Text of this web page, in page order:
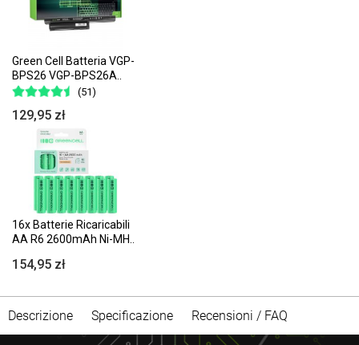
Green Cell Batteria VGP-
BPS26 VGP-BPS26A..
(51)
129,95 zł
16x Batterie Ricaricabili
AA R6 2600mAh Ni-MH..
154,95 zł
Descrizione Specificazione Recensioni / FAQ